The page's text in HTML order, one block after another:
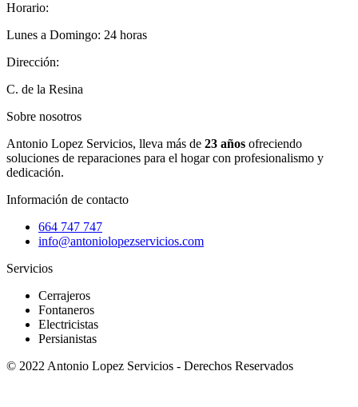
Horario:
Lunes a Domingo: 24 horas
Dirección:
C. de la Resina
Sobre nosotros
Antonio Lopez Servicios, lleva más de 23 años ofreciendo
soluciones de reparaciones para el hogar con profesionalismo y
dedicación.
Información de contacto
664 747 747
info@antoniolopezservicios.com
Servicios
Cerrajeros
Fontaneros
Electricistas
Persianistas
© 2022 Antonio Lopez Servicios - Derechos Reservados